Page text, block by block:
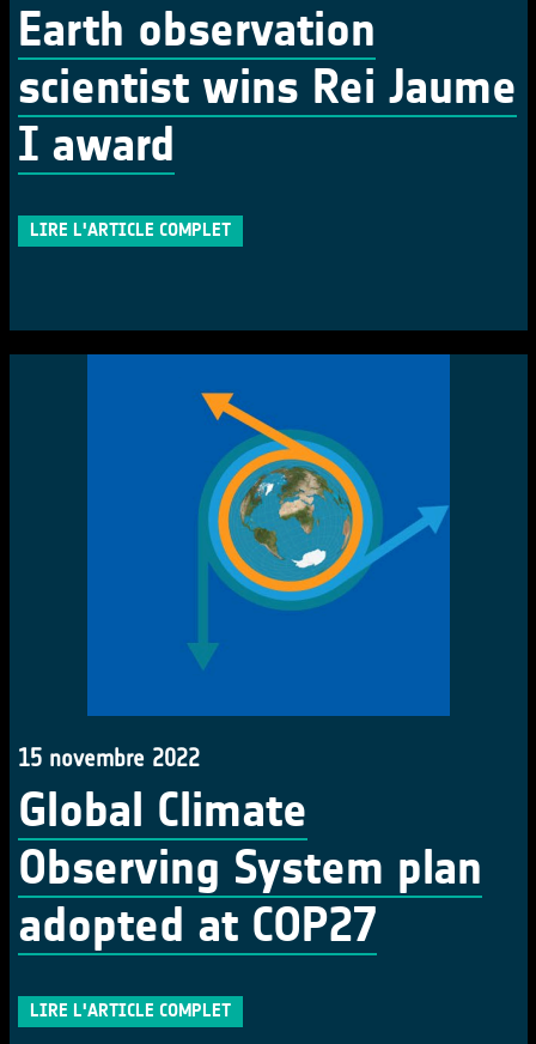
Earth observation
scientist wins Rei Jaume
I award
LIRE L'ARTICLE COMPLET
15 novembre 2022
Global Climate
Observing System plan
adopted at COP27
LIRE L'ARTICLE COMPLET